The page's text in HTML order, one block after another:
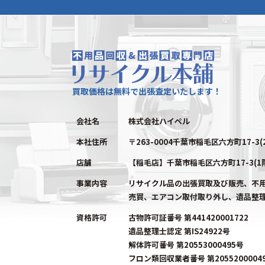
買取価格は無料で出張査定いたします！
会社名
株式会社ハイペル
本社住所
〒263-0004千葉市稲毛区六方町17-
店舗
【稲毛店】千葉市稲毛区六方町17-3(1
事業内容
リサイクル品の出張買取及び販売、不
売買、エアコン取付取り外し、遺品整
資格許可
古物許可証番号 第441420001722
遺品整理士認定 第IS24922号
解体許可番号 第20553000495号
フロン類回収業者番号 第